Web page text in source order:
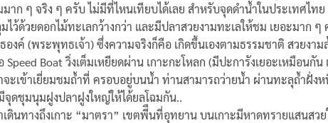
าก ๆ จริง ๆ ครับ ไม่มีที่ไหนเทียบได้เลย สำหรับจุดดำน้ำในประเทศไ
ว้ด้วยดอกไม้ทะเลกว้างกว่า และมีปลาสวยงามทะเลให้ชม เยอะมาก
งค์ (พระพุทธเจ้า) ซึ่งความจริงก็คือ เกิดขึ้นเองตามธรรมชาติ สวยงาม
Speed Boat วิ่งเต็มเหยียดผ่าน เกาะกะโหลก (มีปะการังเยอะเหมือน
จะเข้าเยี่ยมชมถ้ำที่ ครอบอยู่บนน้ำ ท่านสามารถว่ายน้ำ ผ่านทะลุถ้ำฝั่ง
จุดชุมนุมฝูงปลาฝูงใหญ่ให้ได้ยลโฉมกัน..
เดินทางถึงเกาะ “มาตรา” เขตพีืนที่อุทยาน บนเกาะมีหาดทรายแสนส